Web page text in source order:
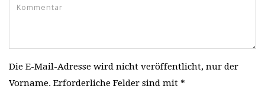
Die E-Mail-Adresse wird nicht veröffentlicht, nur der
Vorname. Erforderliche Felder sind mit *